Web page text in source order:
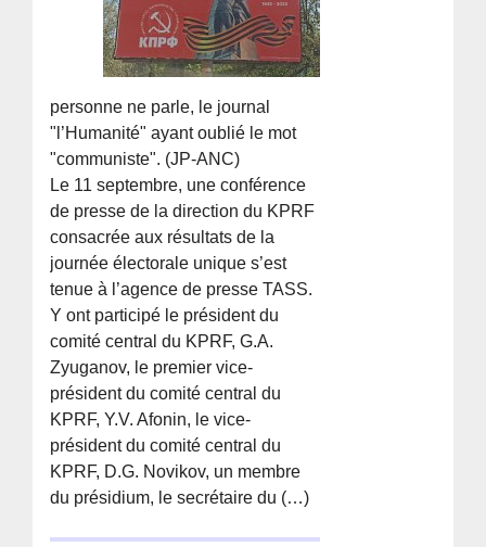
personne ne parle, le journal
"l’Humanité" ayant oublié le mot
"communiste". (JP-ANC)
Le 11 septembre, une conférence
de presse de la direction du KPRF
consacrée aux résultats de la
journée électorale unique s’est
tenue à l’agence de presse TASS.
Y ont participé le président du
comité central du KPRF, G.A.
Zyuganov, le premier vice-
président du comité central du
KPRF, Y.V. Afonin, le vice-
président du comité central du
KPRF, D.G. Novikov, un membre
du présidium, le secrétaire du (…)